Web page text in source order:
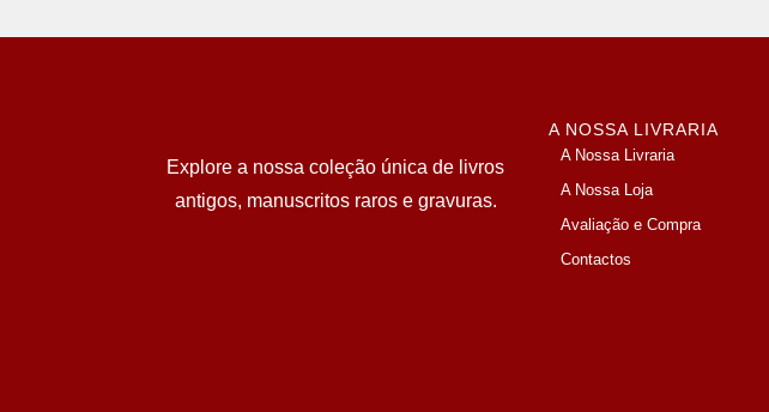
Explore a nossa coleção única de livros
antigos, manuscritos raros e gravuras.
A NOSSA LIVRARIA
A Nossa Livraria
A Nossa Loja
Avaliação e Compra
Contactos